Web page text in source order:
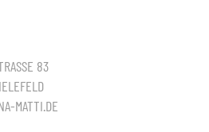
83
MATTI.DE